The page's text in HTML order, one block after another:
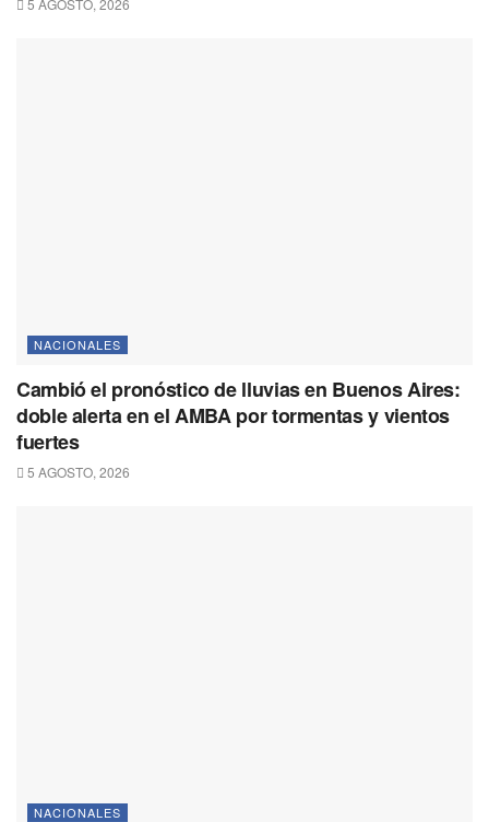
5 AGOSTO, 2026
NACIONALES
Cambió el pronóstico de lluvias en Buenos Aires:
doble alerta en el AMBA por tormentas y vientos
fuertes
5 AGOSTO, 2026
NACIONALES